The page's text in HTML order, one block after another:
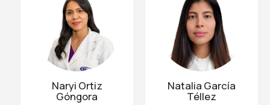
Naryi Ortiz
Góngora
Natalia García
Téllez